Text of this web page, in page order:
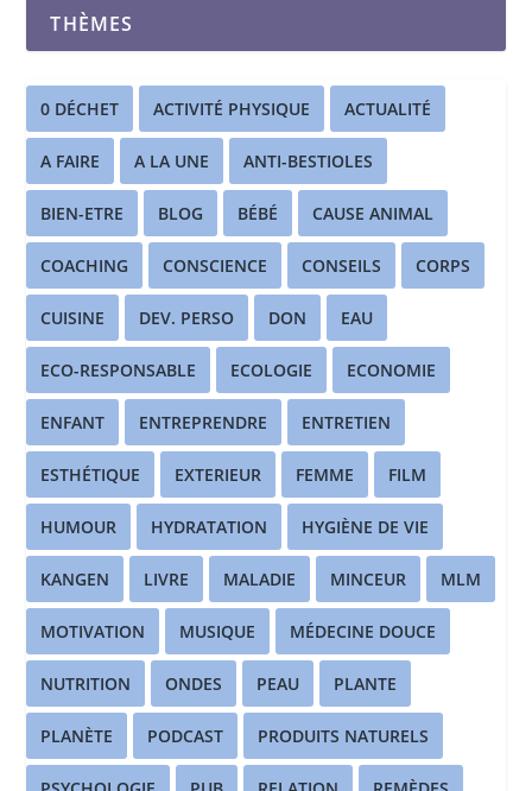
THÈMES
0 DÉCHET ACTIVITÉ PHYSIQUE ACTUALITÉ
A FAIRE A LA UNE ANTI-BESTIOLES
BIEN-ETRE BLOG BÉBÉ CAUSE ANIMAL
COACHING CONSCIENCE CONSEILS CORPS
CUISINE DEV. PERSO DON EAU
ECO-RESPONSABLE ECOLOGIE ECONOMIE
ENFANT ENTREPRENDRE ENTRETIEN
ESTHÉTIQUE EXTERIEUR FEMME FILM
HUMOUR HYDRATATION HYGIÈNE DE VIE
KANGEN LIVRE MALADIE MINCEUR MLM
MOTIVATION MUSIQUE MÉDECINE DOUCE
NUTRITION ONDES PEAU PLANTE
PLANÈTE PODCAST PRODUITS NATURELS